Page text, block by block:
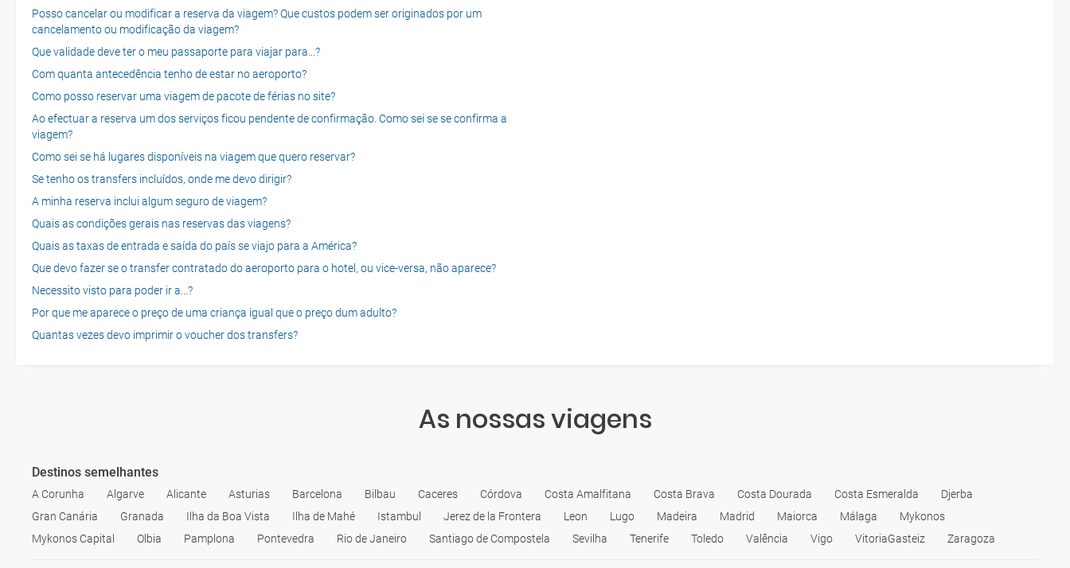
Posso cancelar ou modificar a reserva da viagem? Que custos podem ser originados por um
cancelamento ou modificação da viagem?
Que validade deve ter o meu passaporte para viajar para...?
Com quanta antecedência tenho de estar no aeroporto?
Como posso reservar uma viagem de pacote de férias no site?
Ao efectuar a reserva um dos serviços ficou pendente de confirmação. Como sei se se confirma a
viagem?
Como sei se há lugares disponíveis na viagem que quero reservar?
Se tenho os transfers incluídos, onde me devo dirigir?
A minha reserva inclui algum seguro de viagem?
Quais as condições gerais nas reservas das viagens?
Quais as taxas de entrada e saída do país se viajo para a América?
Que devo fazer se o transfer contratado do aeroporto para o hotel, ou vice-versa, não aparece?
Necessito visto para poder ir a...?
Por que me aparece o preço de uma criança igual que o preço dum adulto?
Quantas vezes devo imprimir o voucher dos transfers?
As nossas viagens
Destinos semelhantes
A Corunha Algarve Alicante Asturias Barcelona Bilbau Caceres Córdova Costa Amalfitana Costa Brava Costa Dourada Costa Esmeralda
Djerba
Gran Canária
Granada Ilha da Boa Vista Ilha de Mahé Istambul Jerez de la Frontera Leon Lugo Madeira Madrid Maiorca Málaga
Mykonos
Mykonos Capital
Olbia Pamplona Pontevedra Rio de Janeiro Santiago de Compostela Sevilha Tenerife Toledo Valência Vigo VitoriaGasteiz Zaragoza